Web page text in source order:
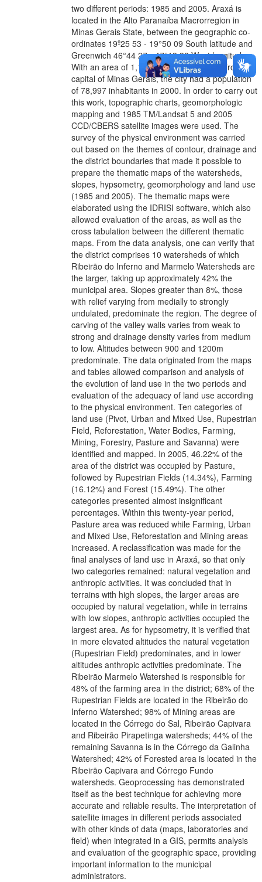
two different periods: 1985 and 2005. Araxá is
located in the Alto Paranaíba Macrorregion in
Minas Gerais State, between the geographic co-
ordinates 19º25 53 - 19°50 09 South latitude and
Greenwich 46°44 27 - 47°13 38 West longitude.
With an area of 1,166.96km2 and 367km from the
capital of Minas Gerais, the city had a population
of 78,997 inhabitants in 2000. In order to carry out
this work, topographic charts, geomorphologic
mapping and 1985 TM/Landsat 5 and 2005
CCD/CBERS satellite images were used. The
survey of the physical environment was carried
out based on the themes of contour, drainage and
the district boundaries that made it possible to
prepare the thematic maps of the watersheds,
slopes, hypsometry, geomorphology and land use
(1985 and 2005). The thematic maps were
elaborated using the IDRISI software, which also
allowed evaluation of the areas, as well as the
cross tabulation between the different thematic
maps. From the data analysis, one can verify that
the district comprises 10 watersheds of which
Ribeirão do Inferno and Marmelo Watersheds are
the larger, taking up approximately 42% the
municipal area. Slopes greater than 8%, those
with relief varying from medially to strongly
undulated, predominate the region. The degree of
carving of the valley walls varies from weak to
strong and drainage density varies from medium
to low. Altitudes between 900 and 1200m
predominate. The data originated from the maps
and tables allowed comparison and analysis of
the evolution of land use in the two periods and
evaluation of the adequacy of land use according
to the physical environment. Ten categories of
land use (Pivot, Urban and Mixed Use, Rupestrian
Field, Reforestation, Water Bodies, Farming,
Mining, Forestry, Pasture and Savanna) were
identified and mapped. In 2005, 46.22% of the
area of the district was occupied by Pasture,
followed by Rupestrian Fields (14.34%), Farming
(16.12%) and Forest (15.49%). The other
categories presented almost insignificant
percentages. Within this twenty-year period,
Pasture area was reduced while Farming, Urban
and Mixed Use, Reforestation and Mining areas
increased. A reclassification was made for the
final analyses of land use in Araxá, so that only
two categories remained: natural vegetation and
anthropic activities. It was concluded that in
terrains with high slopes, the larger areas are
occupied by natural vegetation, while in terrains
with low slopes, anthropic activities occupied the
largest area. As for hypsometry, it is verified that
in more elevated altitudes the natural vegetation
(Rupestrian Field) predominates, and in lower
altitudes anthropic activities predominate. The
Ribeirão Marmelo Watershed is responsible for
48% of the farming area in the district; 68% of the
Rupestrian Fields are located in the Ribeirão do
Inferno Watershed; 98% of Mining areas are
located in the Córrego do Sal, Ribeirão Capivara
and Ribeirão Pirapetinga watersheds; 44% of the
remaining Savanna is in the Córrego da Galinha
Watershed; 42% of Forested area is located in the
Ribeirão Capivara and Córrego Fundo
watersheds. Geoprocessing has demonstrated
itself as the best technique for achieving more
accurate and reliable results. The interpretation of
satellite images in different periods associated
with other kinds of data (maps, laboratories and
field) when integrated in a GIS, permits analysis
and evaluation of the geographic space, providing
important information to the municipal
administrators.